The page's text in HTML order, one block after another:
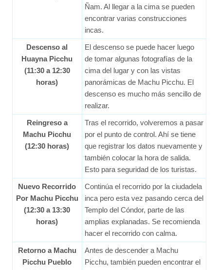
Ñam. Al llegar a la cima se pueden
encontrar varias construcciones
incas.
Descenso al
Huayna Picchu
(11:30 a 12:30
horas)
El descenso se puede hacer luego
de tomar algunas fotografías de la
cima del lugar y con las vistas
panorámicas de Machu Picchu. El
descenso es mucho más sencillo de
realizar.
Reingreso a
Machu Picchu
(12:30 horas)
Tras el recorrido, volveremos a pasar
por el punto de control. Ahí se tiene
que registrar los datos nuevamente y
también colocar la hora de salida.
Esto para seguridad de los turistas.
Nuevo Recorrido
Por Machu Picchu
(12:30 a 13:30
horas)
Continúa el recorrido por la ciudadela
inca pero esta vez pasando cerca del
Templo del Cóndor, parte de las
amplias explanadas. Se recomienda
hacer el recorrido con calma.
Retorno a Machu
Picchu Pueblo
Antes de descender a Machu
Picchu, también pueden encontrar el